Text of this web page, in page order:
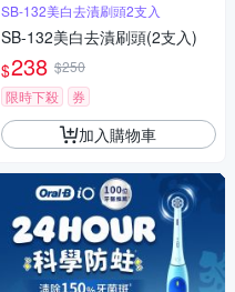
SB-132美白去漬刷頭2支入
SB-132美白去漬刷頭(2支入)
$238 $250
限時下殺
券
加入購物車